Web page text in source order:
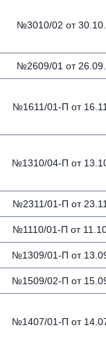
№3010/02 от
№2609/01 от
№1611/01-П от
№1310/04-П от
№2311/01-П от
№1110/01-П от
№1309/01-П от
№1509/02-П от
№1407/01-П от